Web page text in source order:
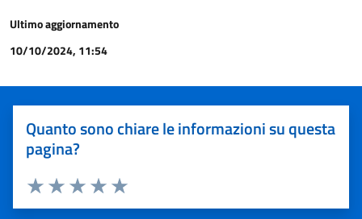
Ultimo aggiornamento
10/10/2024, 11:54
Quanto sono chiare le informazioni su questa
pagina?
Valuta 5 stelle su 5
Valuta 4 stelle su 5
Valuta 3 stelle su 5
Valuta 2 stelle su 5
Valuta 1 stelle su 5